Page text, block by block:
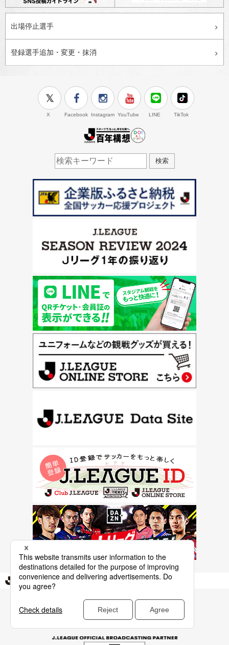
出場停止選手
登録選手追加・変更・抹消
X Facebook Instagram YouTube LINE TikTok
検索
Ｊリーグ TOP
特集